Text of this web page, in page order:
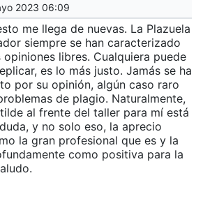
2023 06:09
me llega de nuevas. La Plazuela
siempre se han caracterizado
libres. Cualquiera puede
es lo más justo. Jamás se ha
por su opinión, algún caso raro
de plagio. Naturalmente,
al frente del taller para mí está
y no solo eso, la aprecio
la gran profesional que es y la
como positiva para la